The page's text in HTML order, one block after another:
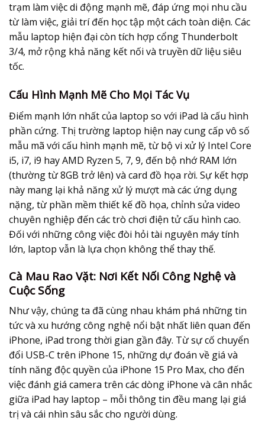
trạm làm việc di động mạnh mẽ, đáp ứng mọi nhu cầu
từ làm việc, giải trí đến học tập một cách toàn diện. Các
mẫu laptop hiện đại còn tích hợp cổng Thunderbolt
3/4, mở rộng khả năng kết nối và truyền dữ liệu siêu
tốc.
Cấu Hình Mạnh Mẽ Cho Mọi Tác Vụ
Điểm mạnh lớn nhất của laptop so với iPad là cấu hình
phần cứng. Thị trường laptop hiện nay cung cấp vô số
mẫu mã với cấu hình mạnh mẽ, từ bộ vi xử lý Intel Core
i5, i7, i9 hay AMD Ryzen 5, 7, 9, đến bộ nhớ RAM lớn
(thường từ 8GB trở lên) và card đồ họa rời. Sự kết hợp
này mang lại khả năng xử lý mượt mà các ứng dụng
nặng, từ phần mềm thiết kế đồ họa, chỉnh sửa video
chuyên nghiệp đến các trò chơi điện tử cấu hình cao.
Đối với những công việc đòi hỏi tài nguyên máy tính
lớn, laptop vẫn là lựa chọn không thể thay thế.
Cà Mau Rao Vặt: Nơi Kết Nối Công Nghệ và
Cuộc Sống
Như vậy, chúng ta đã cùng nhau khám phá những tin
tức và xu hướng công nghệ nổi bật nhất liên quan đến
iPhone, iPad trong thời gian gần đây. Từ sự cố chuyển
đổi USB-C trên iPhone 15, những dự đoán về giá và
tính năng độc quyền của iPhone 15 Pro Max, cho đến
việc đánh giá camera trên các dòng iPhone và cân nhắc
giữa iPad hay laptop – mỗi thông tin đều mang lại giá
trị và cái nhìn sâu sắc cho người dùng.